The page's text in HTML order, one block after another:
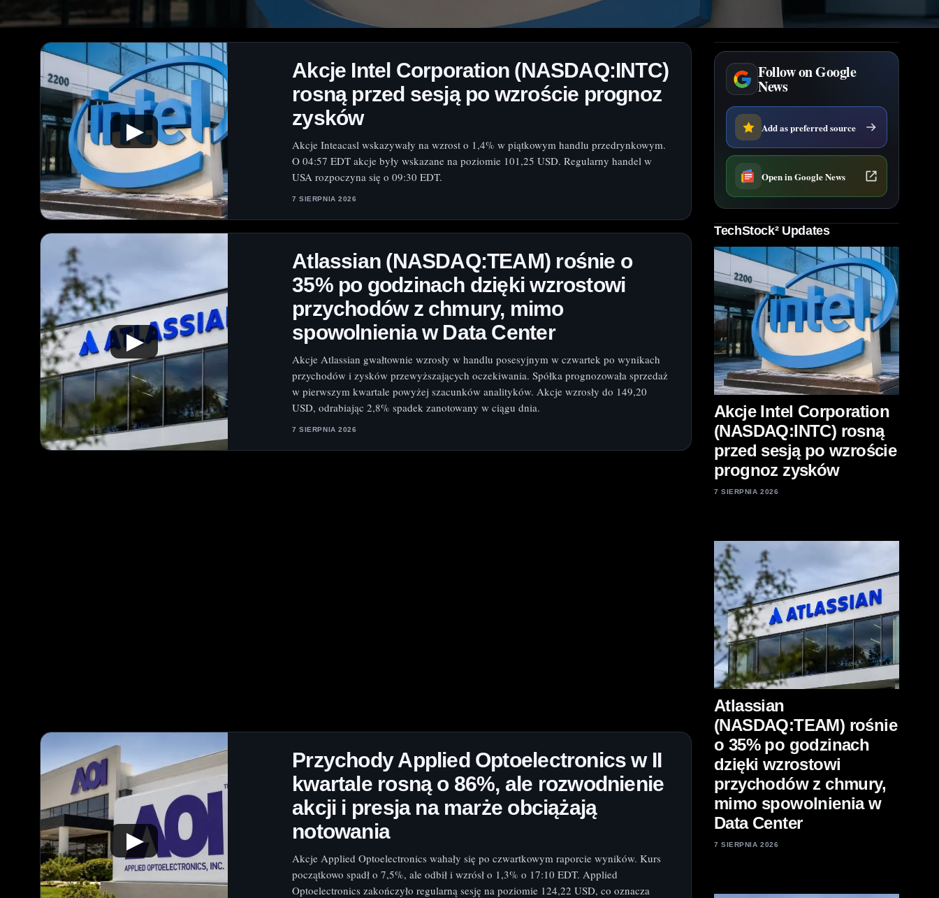
▶
Akcje Intel Corporation (NASDAQ:INTC)
rosną przed sesją po wzroście prognoz
zysków
Akcje Inteacasl wskazywały na wzrost o 1,4% w piątkowym handlu przedrynkowym.
O 04:57 EDT akcje były wskazane na poziomie 101,25 USD. Regularny handel w
USA rozpoczyna się o 09:30 EDT.
7 SIERPNIA 2026
▶
Atlassian (NASDAQ:TEAM) rośnie o
35% po godzinach dzięki wzrostowi
przychodów z chmury, mimo
spowolnienia w Data Center
Akcje Atlassian gwałtownie wzrosły w handlu posesyjnym w czwartek po wynikach
przychodów i zysków przewyższających oczekiwania. Spółka prognozowała sprzedaż
w pierwszym kwartale powyżej szacunków analityków. Akcje wzrosły do 149,20
USD, odrabiając 2,8% spadek zanotowany w ciągu dnia.
7 SIERPNIA 2026
▶
Przychody Applied Optoelectronics w II
kwartale rosną o 86%, ale rozwodnienie
akcji i presja na marże obciążają
notowania
Akcje Applied Optoelectronics wahały się po czwartkowym raporcie wyników. Kurs
początkowo spadł o 7,5%, ale odbił i wzrósł o 1,3% o 17:10 EDT. Applied
Optoelectronics zakończyło regularną sesję na poziomie 124,22 USD, co oznacza
Follow on Google
News
Add as preferred source
Open in Google News
TechStock² Updates
Akcje Intel Corporation
(NASDAQ:INTC) rosną
przed sesją po wzroście
prognoz zysków
7 SIERPNIA 2026
Atlassian
(NASDAQ:TEAM) rośnie
o 35% po godzinach
dzięki wzrostowi
przychodów z chmury,
mimo spowolnienia w
Data Center
7 SIERPNIA 2026